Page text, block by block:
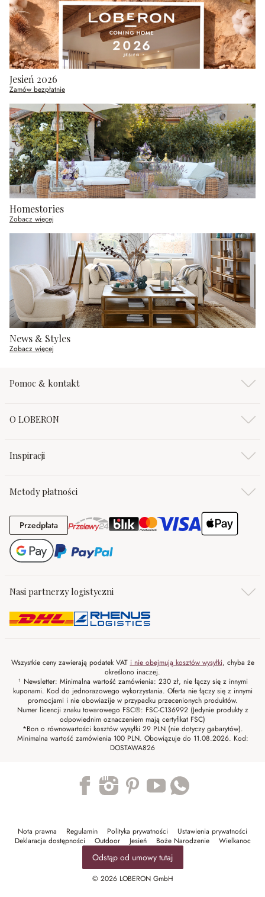
Jesień 2026
Zamów bezpłatnie
Homestories
Zobacz więcej
News & Styles
Zobacz więcej
Pomoc & kontakt
O LOBERON
Inspiracji
Metody płatności
PrzedpłataPrzedpłata
Nasi partnerzy logistyczni
Wszystkie ceny zawierają podatek VAT i nie obejmują kosztów wysyłki, chyba że
określono inaczej.
¹ Newsletter: Minimalna wartość zamówienia: 230 zł, nie łączy się z innymi
kuponami. Kod do jednorazowego wykorzystania. Oferta nie łączy się z innymi
promocjami i nie obowiazije w przypadku przecenionych produktów.
Numer licencji znaku towarowego FSC®: FSC-C136992 (Jedynie produkty z
odpowiednim oznaczeniem mają certyfikat FSC)
*Bon o równowartości kosztów wysyłki 29 PLN (nie dotyczy gabarytów).
Minimalna wartość zamówienia 100 PLN. Obowiązuje do 11.08.2026. Kod:
DOSTAWA826
Nota prawna Regulamin Polityka prywatności
Ustawienia prywatności
Deklaracja dostępności
Outdoor Jesień Boże Narodzenie Wielkanoc
Odstąp od umowy tutaj
© 2026 LOBERON GmbH